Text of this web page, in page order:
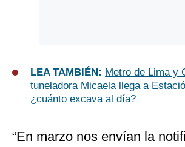
LEA TAMBIÉN: Metro de Lima y
tuneladora Micaela llega a
¿cuánto excava al día?
“En marzo nos envían la